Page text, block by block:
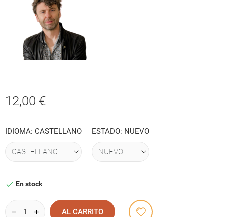
12,00 €
IDIOMA: CASTELLANO ESTADO: NUEVO
 En stock
AL CARRITO